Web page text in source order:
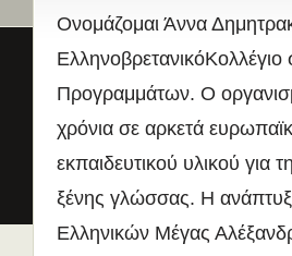
Ονομάζομαι Άννα
Προγραμμάτων. Ο
χρόνια σε αρκετά
εκπαιδευτικού υλικού για
ξένης γλώσσας. Η
Ελληνικών Μέγας
Ποιοι είναι εδώ
0 επισκέπτες.